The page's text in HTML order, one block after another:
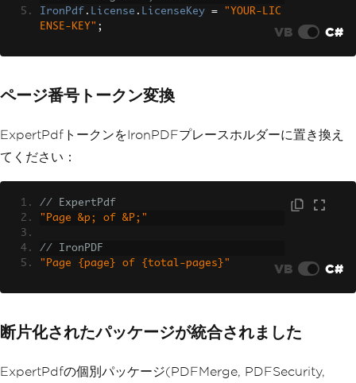
IronPdf . License . LicenseKey =
"YOUR-LIC
ENSE-KEY" ; VB C#
ページ番号トークン変換
ExpertPdfトークンをIronPDFプレースホルダーに置き換え
てください：
// ExpertPdf
"Page &p; of &P;"
// IronPDF
"Page {page} of {total-pages}"
VB C#
断片化されたパッケージが統合されました
ExpertPdfの個別パッケージ(PDFMerge, PDFSecurity,